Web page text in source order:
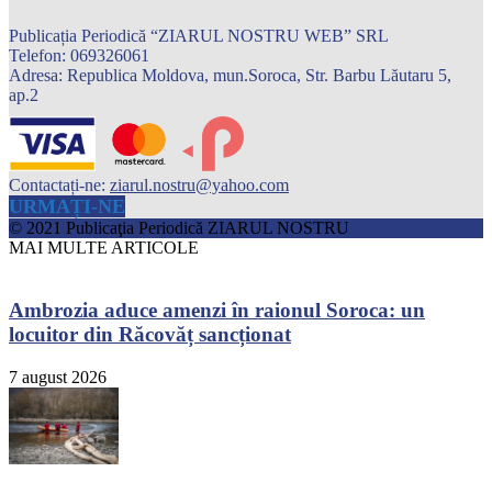
Publicația Periodică “ZIARUL NOSTRU WEB” SRL
Telefon: 069326061
Adresa: Republica Moldova, mun.Soroca, Str. Barbu Lăutaru 5,
ap.2
Contactați-ne: ziarul.nostru@yahoo.com
URMAȚI-NE
© 2021 Publicaţia Periodică ZIARUL NOSTRU
MAI MULTE ARTICOLE
Ambrozia aduce amenzi în raionul Soroca: un
locuitor din Răcovăț sancționat
7 august 2026